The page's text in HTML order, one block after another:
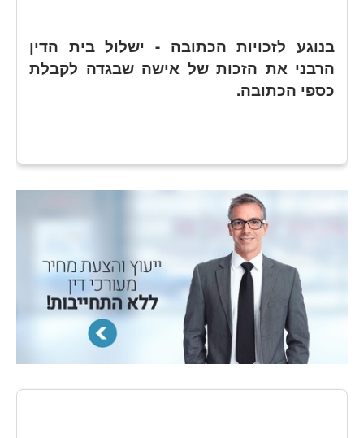
בנוגע לזכויות הכתובה - ישלול בית הדין
הרבני את הזכות של אישה שבגדה לקבלת
כספי הכתובה.